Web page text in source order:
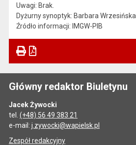
Uwagi: Brak.
Dyżurny synoptyk: Barbara Wrzesińska
Źródło informacji: IMGW-PIB
Główny redaktor Biuletynu
Jacek Żywocki
tel. (+48) 56 49 383 21
e-mail: j.zywocki@wapielsk.pl
Zespół redakcyjny